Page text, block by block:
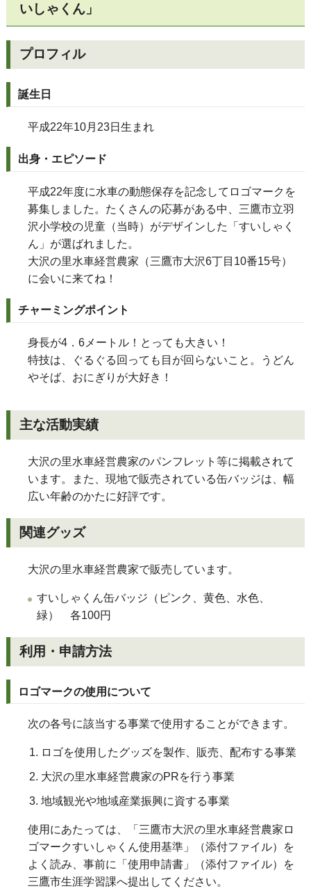
いしゃくん」
プロフィル
誕生日
平成22年10月23日生まれ
出身・エピソード
平成22年度に水車の動態保存を記念してロゴマークを
募集しました。たくさんの応募がある中、三鷹市立羽
沢小学校の児童（当時）がデザインした「すいしゃく
ん」が選ばれました。
大沢の里水車経営農家（三鷹市大沢6丁目10番15号）
に会いに来てね！
チャーミングポイント
身長が4．6メートル！とっても大きい！
特技は、ぐるぐる回っても目が回らないこと。うどん
やそば、おにぎりが大好き！
主な活動実績
大沢の里水車経営農家のパンフレット等に掲載されて
います。また、現地で販売されている缶バッジは、幅
広い年齢のかたに好評です。
関連グッズ
大沢の里水車経営農家で販売しています。
すいしゃくん缶バッジ（ピンク、黄色、水色、
緑） 各100円
利用・申請方法
ロゴマークの使用について
次の各号に該当する事業で使用することができます。
ロゴを使用したグッズを製作、販売、配布する事業
大沢の里水車経営農家のPRを行う事業
地域観光や地域産業振興に資する事業
使用にあたっては、「三鷹市大沢の里水車経営農家ロ
ゴマークすいしゃくん使用基準」（添付ファイル）を
よく読み、事前に「使用申請書」（添付ファイル）を
三鷹市生涯学習課へ提出してください。